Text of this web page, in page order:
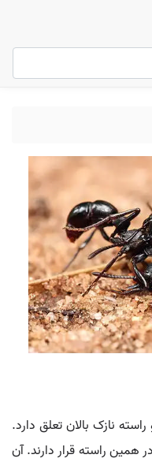
نازک بالان تعلق دارد.
همین راسته قرار دارند. آن